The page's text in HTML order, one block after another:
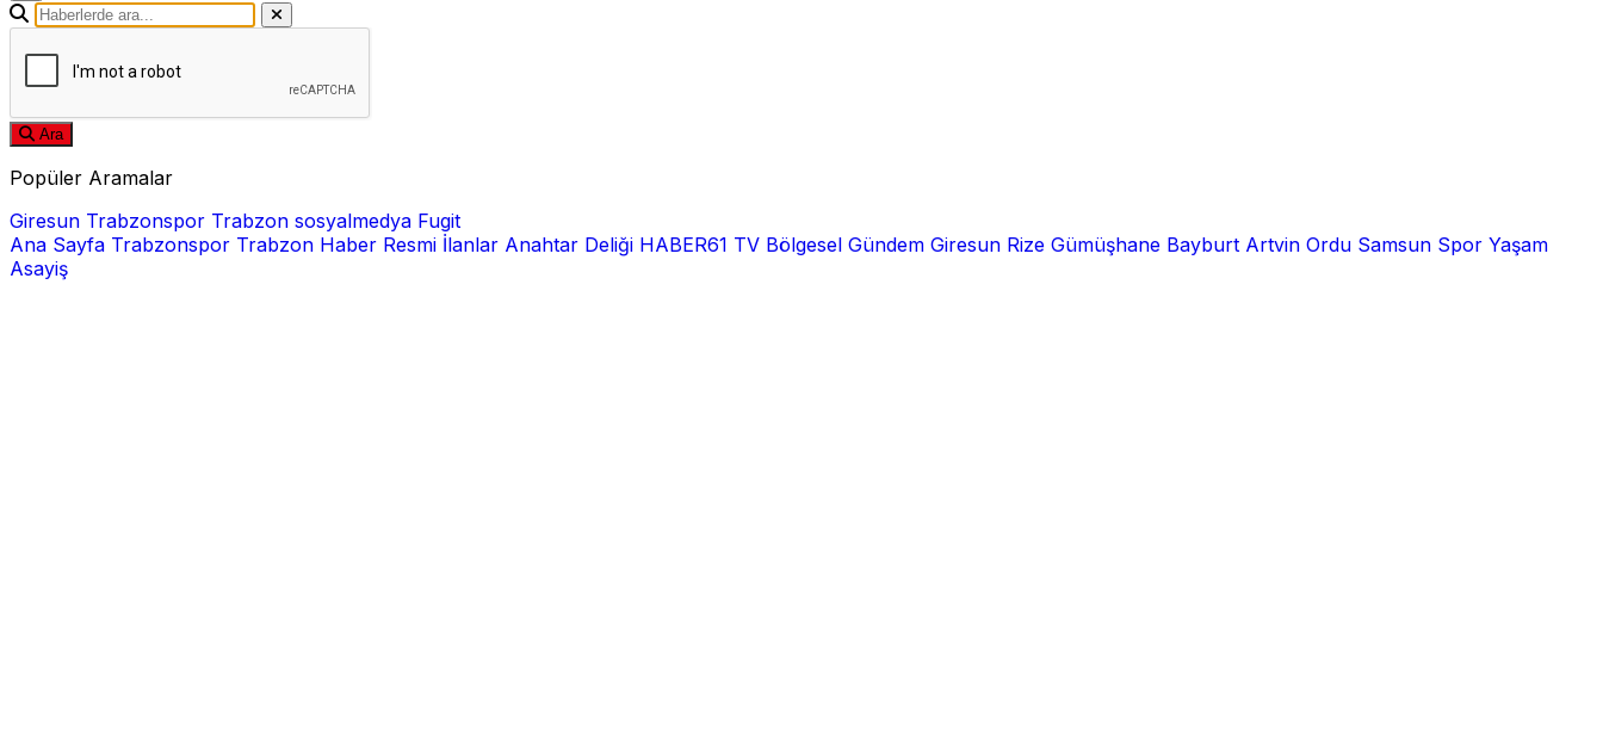
Ara
Popüler Aramalar
Giresun Trabzonspor Trabzon sosyalmedya Fugit
Ana Sayfa Trabzonspor Trabzon Haber Resmi İlanlar Anahtar Deliği HABER61 TV Bölgesel Gündem Giresun Rize Gümüşhane Bayburt Artvin Ordu Samsun Spor Yaşam
Asayiş